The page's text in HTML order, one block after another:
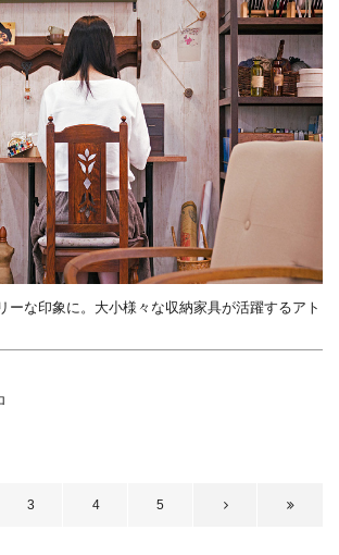
ーな印象に。大小様々な収納家具が活躍するアト
3 4 5